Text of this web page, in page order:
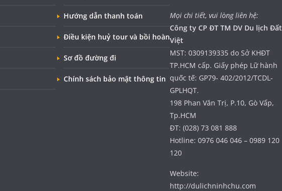
Hướng dẫn thanh toán
Điều kiện huỷ tour và bồi hoàn
Sơ đồ đường đi
Chính sách bảo mật thông tin
Mọi chi tiết, vui lòng liên hệ:
Công ty CP ĐT TM DV Du lịch Đất
Việt
MST: 0309139335 do Sở KHĐT
TP.HCM cấp. Giấy phép Lữ hành
quốc tế: GP79- 402/2012/TCDL-
GPLHQT.
198 Phan Văn Trị, P.10, Gò Vấp,
Tp.HCM
ĐT: (028) 73 081 888
Hotline: 0976 046 046 – 0989 120
120
Website:
http://dulichninhchu.com